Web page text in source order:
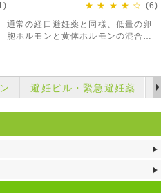
★ ★ ★ ★ ☆ (6)
通常の経口避妊薬と同様、低量の卵
胞ホルモンと黄体ホルモンの混合剤
避妊ピル・緊急避妊薬